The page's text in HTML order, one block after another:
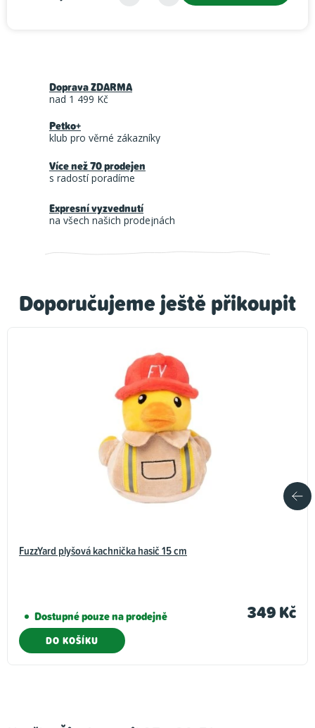
Doporučujeme ještě přikoupit
FuzzYard plyšová kachnička hasič 15 cm
Dostupné pouze na prodejně 349 Kč
DO KOŠÍKU
Doprava ZDARMA
nad 1 499 Kč
Petko+
klub pro věrné zákazníky
Více než 70 prodejen
s radostí poradíme
Expresní vyzvednutí
na všech našich prodejnách